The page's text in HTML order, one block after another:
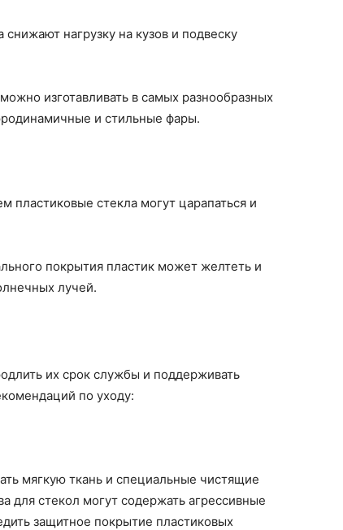
нагрузку на кузов и подвеску
изготавливать в самых разнообразных
и стильные фары.
пластиковые стекла могут царапаться и
покрытия пластик может желтеть и
лучей.
их срок службы и поддерживать
по уходу:
мягкую ткань и специальные чистящие
стекол могут содержать агрессивные
защитное покрытие пластиковых